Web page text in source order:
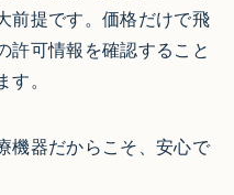
前提です。価格だけで飛
許可情報を確認すること
。
機器だからこそ、安心で